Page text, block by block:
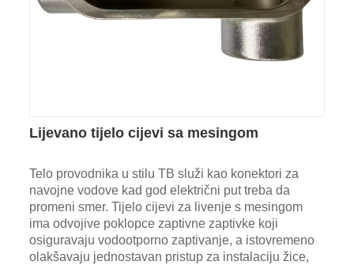
Lijevano tijelo cijevi sa mesingom
Telo provodnika u stilu TB služi kao konektori za
navojne vodove kad god električni put treba da
promeni smer. Tijelo cijevi za livenje s mesingom
ima odvojive poklopce zaptivne zaptivke koji
osiguravaju vodootporno zaptivanje, a istovremeno
olakšavaju jednostavan pristup za instalaciju žice,